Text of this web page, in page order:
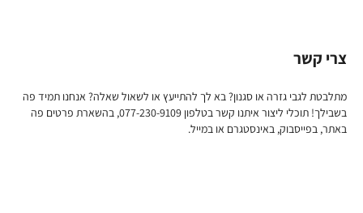
צרי קשר
מתלבטת לגבי גזרה או סגנון? בא לך להתייעץ או לשאול שאלה? אנחנו תמיד פה
בשבילך! תוכלי ליצור איתנו קשר בטלפון 077-230-9109, בהשארת פרטים פה
באתר, בפייסבוק, באינסטגרם או במייל.